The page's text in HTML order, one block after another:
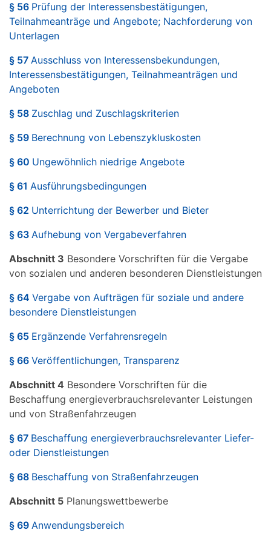
§ 56 Prüfung der Interessensbestätigungen,
Teilnahmeanträge und Angebote; Nachforderung von
Unterlagen
§ 57 Ausschluss von Interessensbekundungen,
Interessensbestätigungen, Teilnahmeanträgen und
Angeboten
§ 58 Zuschlag und Zuschlagskriterien
§ 59 Berechnung von Lebenszykluskosten
§ 60 Ungewöhnlich niedrige Angebote
§ 61 Ausführungsbedingungen
§ 62 Unterrichtung der Bewerber und Bieter
§ 63 Aufhebung von Vergabeverfahren
Abschnitt 3 Besondere Vorschriften für die Vergabe
von sozialen und anderen besonderen Dienstleistungen
§ 64 Vergabe von Aufträgen für soziale und andere
besondere Dienstleistungen
§ 65 Ergänzende Verfahrensregeln
§ 66 Veröffentlichungen, Transparenz
Abschnitt 4 Besondere Vorschriften für die
Beschaffung energieverbrauchsrelevanter Leistungen
und von Straßenfahrzeugen
§ 67 Beschaffung energieverbrauchsrelevanter Liefer-
oder Dienstleistungen
§ 68 Beschaffung von Straßenfahrzeugen
Abschnitt 5 Planungswettbewerbe
§ 69 Anwendungsbereich